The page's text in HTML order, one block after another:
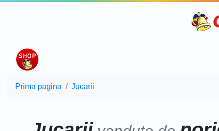
Prima pagina Jucarii